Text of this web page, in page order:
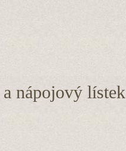
nápojový lístek